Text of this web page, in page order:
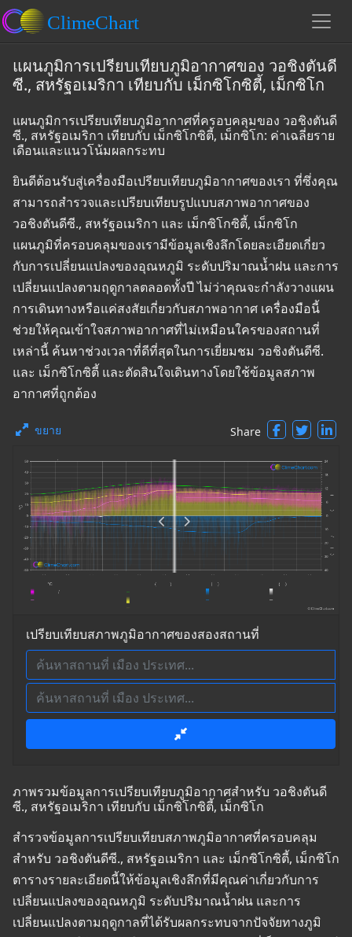
แผนภูมิการเปรียบเทียบภูมิอากาศของ วอชิงตันดี
ซี., สหรัฐอเมริกา เทียบกับ เม็กซิโกซิตี้, เม็กซิโก
แผนภูมิการเปรียบเทียบภูมิอากาศที่ครอบคลุมของ วอชิงตันดี
ซี., สหรัฐอเมริกา เทียบกับ เม็กซิโกซิตี้, เม็กซิโก: ค่าเฉลี่ยราย
เดือนและแนวโน้มผลกระทบ
ยินดีต้อนรับสู่เครื่องมือเปรียบเทียบภูมิอากาศของเรา ที่ซึ่งคุณ
สามารถสำรวจและเปรียบเทียบรูปแบบสภาพอากาศของ
วอชิงตันดีซี., สหรัฐอเมริกา และ เม็กซิโกซิตี้, เม็กซิโก
แผนภูมิที่ครอบคลุมของเรามีข้อมูลเชิงลึกโดยละเอียดเกี่ยว
กับการเปลี่ยนแปลงของอุณหภูมิ ระดับปริมาณน้ำฝน และการ
เปลี่ยนแปลงตามฤดูกาลตลอดทั้งปี ไม่ว่าคุณจะกำลังวางแผน
การเดินทางหรือแค่สงสัยเกี่ยวกับสภาพอากาศ เครื่องมือนี้
ช่วยให้คุณเข้าใจสภาพอากาศที่ไม่เหมือนใครของสถานที่
เหล่านี้ ค้นหาช่วงเวลาที่ดีที่สุดในการเยี่ยมชม วอชิงตันดีซี.
และ เม็กซิโกซิตี้ และตัดสินใจเดินทางโดยใช้ข้อมูลสภาพ
อากาศที่ถูกต้อง
ขยาย Share
เปรียบเทียบสภาพภูมิอากาศของสองสถานที่
ภาพรวมข้อมูลการเปรียบเทียบภูมิอากาศสำหรับ วอชิงตันดี
ซี., สหรัฐอเมริกา เทียบกับ เม็กซิโกซิตี้, เม็กซิโก
สำรวจข้อมูลการเปรียบเทียบสภาพภูมิอากาศที่ครอบคลุม
สำหรับ วอชิงตันดีซี., สหรัฐอเมริกา และ เม็กซิโกซิตี้, เม็กซิโก
ตารางรายละเอียดนี้ให้ข้อมูลเชิงลึกที่มีคุณค่าเกี่ยวกับการ
เปลี่ยนแปลงของอุณหภูมิ ระดับปริมาณน้ำฝน และการ
เปลี่ยนแปลงตามฤดูกาลที่ได้รับผลกระทบจากปัจจัยทางภูมิ